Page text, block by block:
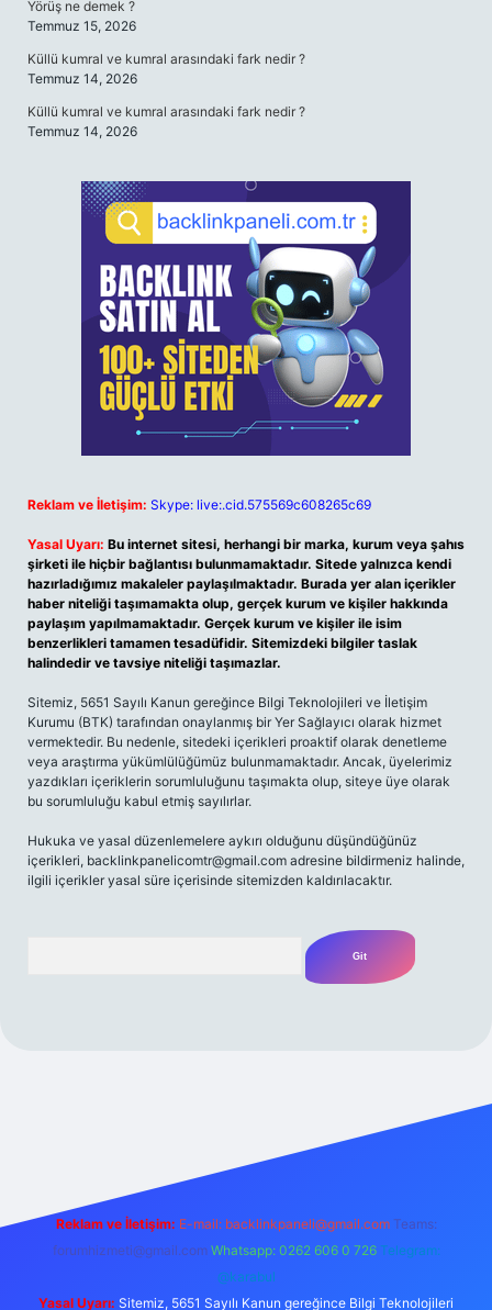
Yörüş ne demek ?
Temmuz 15, 2026
Küllü kumral ve kumral arasındaki fark nedir ?
Temmuz 14, 2026
Küllü kumral ve kumral arasındaki fark nedir ?
Temmuz 14, 2026
Reklam ve İletişim: Skype: live:.cid.575569c608265c69
Yasal Uyarı: Bu internet sitesi, herhangi bir marka, kurum veya şahıs
şirketi ile hiçbir bağlantısı bulunmamaktadır. Sitede yalnızca kendi
hazırladığımız makaleler paylaşılmaktadır. Burada yer alan içerikler
haber niteliği taşımamakta olup, gerçek kurum ve kişiler hakkında
paylaşım yapılmamaktadır. Gerçek kurum ve kişiler ile isim
benzerlikleri tamamen tesadüfidir. Sitemizdeki bilgiler taslak
halindedir ve tavsiye niteliği taşımazlar.
Sitemiz, 5651 Sayılı Kanun gereğince Bilgi Teknolojileri ve İletişim
Kurumu (BTK) tarafından onaylanmış bir Yer Sağlayıcı olarak hizmet
vermektedir. Bu nedenle, sitedeki içerikleri proaktif olarak denetleme
veya araştırma yükümlülüğümüz bulunmamaktadır. Ancak, üyelerimiz
yazdıkları içeriklerin sorumluluğunu taşımakta olup, siteye üye olarak
bu sorumluluğu kabul etmiş sayılırlar.
Hukuka ve yasal düzenlemelere aykırı olduğunu düşündüğünüz
içerikleri, backlinkpanelicomtr@gmail.com adresine bildirmeniz halinde,
ilgili içerikler yasal süre içerisinde sitemizden kaldırılacaktır.
m elexbet
Reklam ve İletişim: E-mail: backlinkpaneli@gmail.com Teams:
forumhizmeti@gmail.com Whatsapp: 0262 606 0 726 Telegram:
@karabul
Yasal Uyarı: Sitemiz, 5651 Sayılı Kanun gereğince Bilgi Teknolojileri